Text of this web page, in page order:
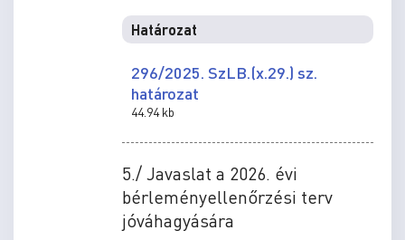
Határozat
296/2025. SzLB.(x.29.) sz.
határozat
44.94 kb
5./ Javaslat a 2026. évi
bérleményellenőrzési terv
jóváhagyására